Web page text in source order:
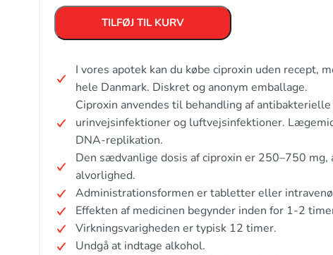
TILFØJ TIL KURV
I vores apotek kan du købe ciproxin uden recept,
hele Danmark. Diskret og anonym emballage.
Ciproxin anvendes til behandling af
urinvejsinfektioner og luftvejsinfektioner.
DNA-replikation.
Den sædvanlige dosis af ciproxin er 250–750
alvorlighed.
Administrationsformen er tabletter eller
Effekten af medicinen begynder inden for 1-2
Virkningsvarigheden er typisk 12 timer.
Undgå at indtage alkohol.